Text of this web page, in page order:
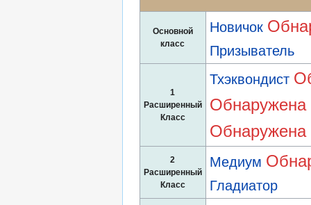
Основной
класс
Новичок
Призыватель
1
Расширенный
Класс
Тхэквондист
2
Расширенный
Класс
Медиум
Гладиатор